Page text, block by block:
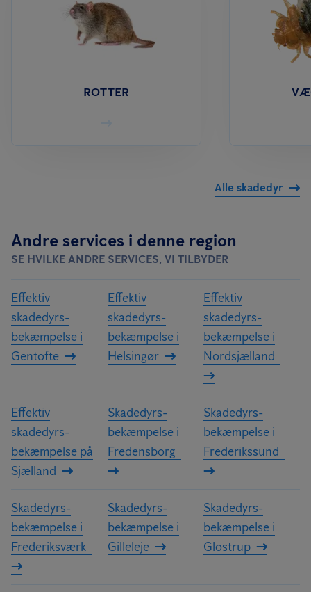
ROTTER
Alle skadedyr
Andre services i denne region
SE HVILKE ANDRE SERVICES, VI TILBYDER
Effektiv
skadedyrs­
bekæmpelse i
Gentofte
Effektiv
skadedyrs­
bekæmpelse i
Helsingør
Effektiv
skadedyrs­
bekæmpelse i
Nordsjælland
Effektiv
skadedyrs­
bekæmpelse på
Sjælland
Skadedyrs­
bekæmpelse i
Fredensborg
Skadedyrs­
bekæmpelse i
Frederikssund
Skadedyrs­
bekæmpelse i
Frederiksværk
Skadedyrs­
bekæmpelse i
Gilleleje
Skadedyrs­
bekæmpelse i
Glostrup